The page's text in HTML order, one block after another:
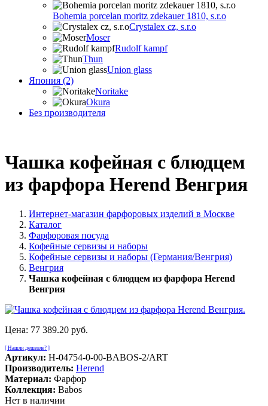
Bohemia porcelan moritz zdekauer 1810, s.r.o
Crystalex cz, s.r.o
Moser
Rudolf kampf
Thun
Union glass
Япония (2)
Noritake
Okura
Без производителя
Чашка кофейная с блюдцем
из фарфора Herend Венгрия
Интернет-магазин фарфоровых изделий в Москве
Каталог
Фарфоровая посуда
Кофейные сервизы и наборы
Кофейные сервизы и наборы (Германия/Венгрия)
Венгрия
Чашка кофейная с блюдцем из фарфора Herend
Венгрия
Цена: 77 389.20 руб.
[ Нашли дешевле? ]
Артикул: H-04754-0-00-BABOS-2/ART
Производитель: Herend
Материал: Фарфор
Коллекция: Babos
Нет в наличии